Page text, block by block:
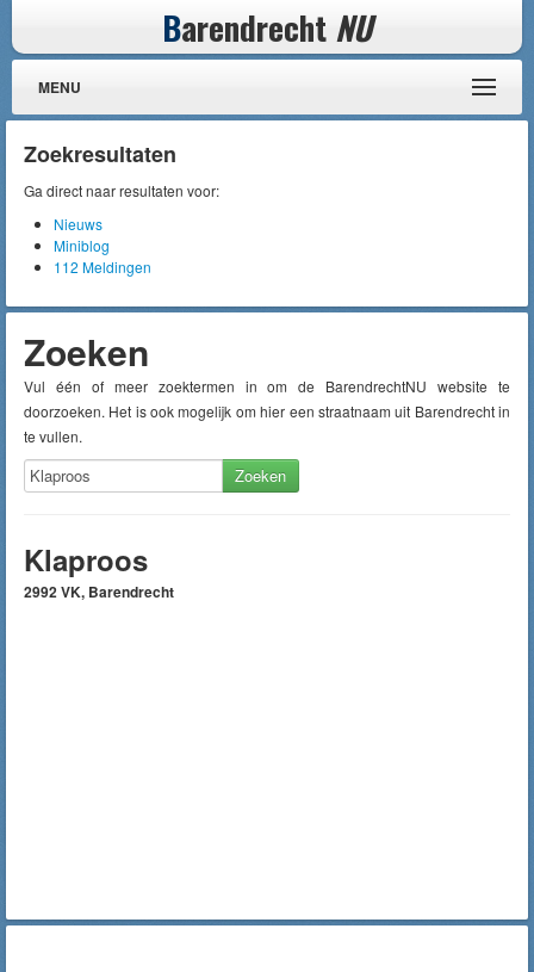
Barendrecht NU
MENU
Zoekresultaten
Ga direct naar resultaten voor:
Nieuws
Miniblog
112 Meldingen
Zoeken
Vul één of meer zoektermen in om de BarendrechtNU website te
doorzoeken. Het is ook mogelijk om hier een straatnaam uit Barendrecht in
te vullen.
Zoeken
Klaproos
2992 VK, Barendrecht